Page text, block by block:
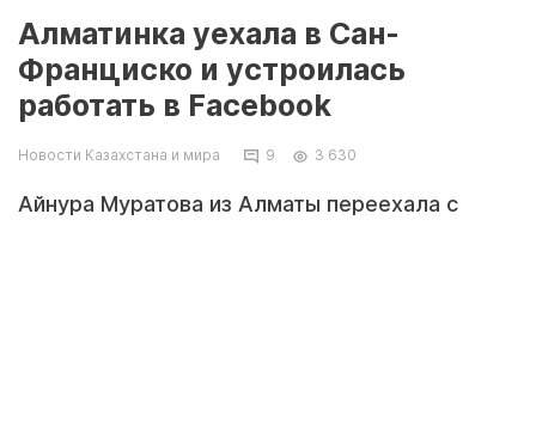
Алматинка уехала в Сан-
Франциско и устроилась
работать в Facebook
Новости Казахстана и мира 9 3 630
Айнура Муратова из Алматы переехала с